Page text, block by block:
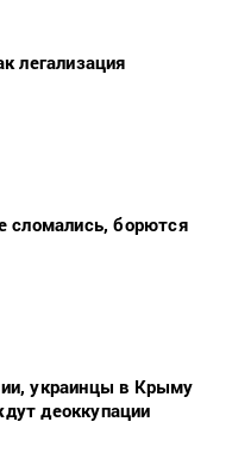
легализация
сломались, борются
украинцы в Крыму
деоккупации